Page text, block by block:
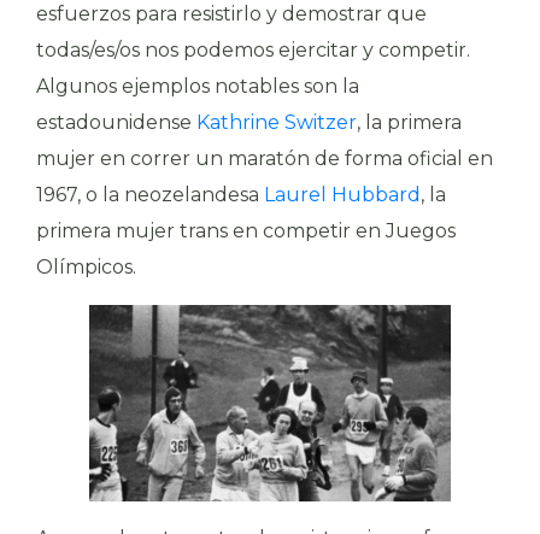
esfuerzos para resistirlo y demostrar que
todas/es/os nos podemos ejercitar y competir.
Algunos ejemplos notables son la
estadounidense Kathrine Switzer, la primera
mujer en correr un maratón de forma oficial en
1967, o la neozelandesa Laurel Hubbard , la
primera mujer trans en competir en Juegos
Olímpicos.